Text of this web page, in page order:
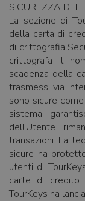
SICUREZZA
La sezione di
della carta di
di crittografia
crittografa il
scadenza della
trasmessi via
sono sicure
sistema
dell'Utente
transazioni. La
sicure ha
utenti di
carte di
TourKeys ha